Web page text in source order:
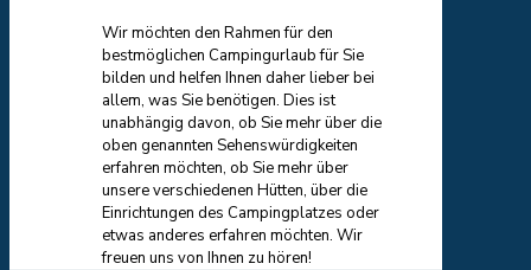
Wir möchten den Rahmen für den
bestmöglichen Campingurlaub für Sie
bilden und helfen Ihnen daher lieber bei
allem, was Sie benötigen. Dies ist
unabhängig davon, ob Sie mehr über die
oben genannten Sehenswürdigkeiten
erfahren möchten, ob Sie mehr über
unsere verschiedenen Hütten, über die
Einrichtungen des Campingplatzes oder
etwas anderes erfahren möchten. Wir
freuen uns von Ihnen zu hören!